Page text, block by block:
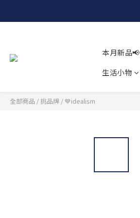
本月新品📢
生活小物
全部商品 /挑品牌 / 💙idealism